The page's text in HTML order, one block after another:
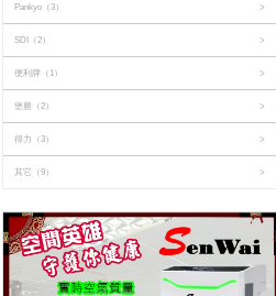
Pankyo （3） >
SDI （2） >
便利牌 （1） >
堡勝 （2） >
得力 （3） >
其它 （9） >